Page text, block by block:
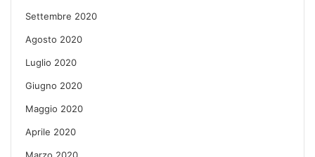
Settembre 2020
Agosto 2020
Luglio 2020
Giugno 2020
Maggio 2020
Aprile 2020